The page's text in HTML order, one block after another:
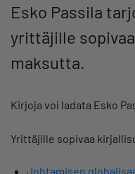
Esko Passila
yrittäjille
maksutta.
Kirjoja voi ladata Esko
Yrittäjille sopivaa
Johtamisen